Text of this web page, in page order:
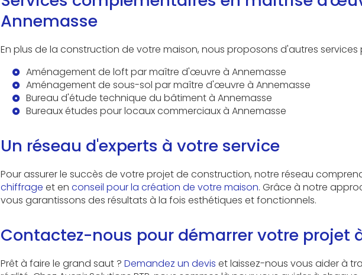
Annemasse
En plus de la construction de votre maison, nous proposons d'autres services
Aménagement de loft par maître d'œuvre à Annemasse
Aménagement de sous-sol par maître d'œuvre à Annemasse
Bureau d'étude technique du bâtiment à Annemasse
Bureaux études pour locaux commerciaux à Annemasse
Un réseau d'experts à votre service
Pour assurer le succès de votre projet de construction, notre réseau
chiffrage et en conseil pour la création de votre maison. Grâce à notre
vous garantissons des résultats à la fois esthétiques et fonctionnels.
Contactez-nous pour démarrer votre projet
Prêt à faire le grand saut ? Demandez un devis et laissez-nous vous aider à